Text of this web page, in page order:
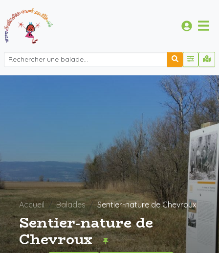
Accueil Balades Sentier-nature de Chevroux
Sentier-nature de
Chevroux